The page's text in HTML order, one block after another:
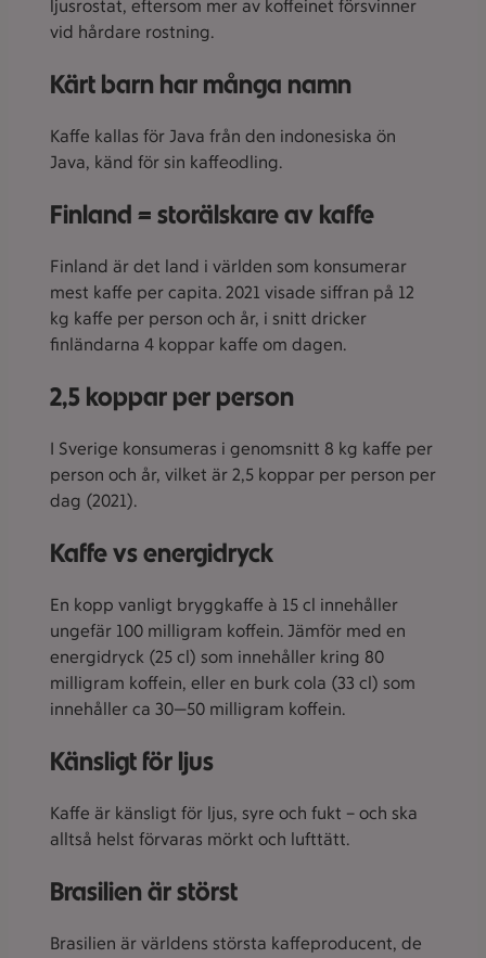
ljusrostat, eftersom mer av koffeinet försvinner
vid hårdare rostning.
Kärt barn har många namn
Kaffe kallas för Java från den indonesiska ön
Java, känd för sin kaffeodling.
Finland = storälskare av kaffe
Finland är det land i världen som konsumerar
mest kaffe per capita. 2021 visade siffran på 12
kg kaffe per person och år, i snitt dricker
finländarna 4 koppar kaffe om dagen.
2,5 koppar per person
I Sverige konsumeras i genomsnitt 8 kg kaffe per
person och år, vilket är 2,5 koppar per person per
dag (2021).
Kaffe vs energidryck
En kopp vanligt bryggkaffe à 15 cl innehåller
ungefär 100 milligram koffein. Jämför med en
energidryck (25 cl) som innehåller kring 80
milligram koffein, eller en burk cola (33 cl) som
innehåller ca 30—50 milligram koffein.
Känsligt för ljus
Kaffe är känsligt för ljus, syre och fukt – och ska
alltså helst förvaras mörkt och lufttätt.
Brasilien är störst
Brasilien är världens största kaffeproducent, de